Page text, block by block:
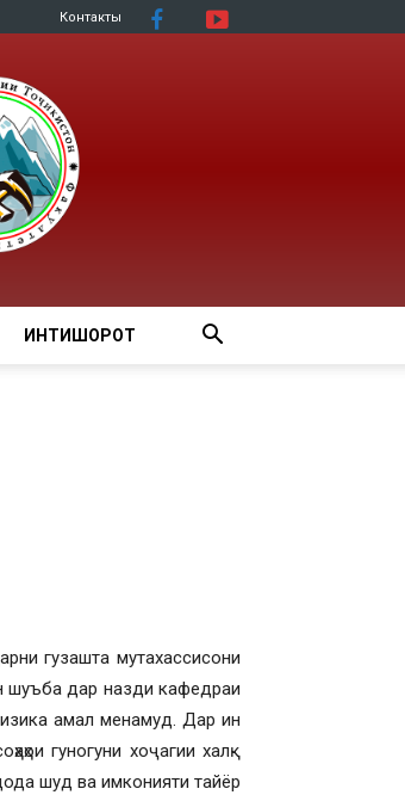
Контакты
ИНТИШОРОТ
гузашта мутахассисони
шуъба дар назди кафедраи
амал менамуд. Дар ин
гуногуни хоҷагии халқ
шуд ва имконияти тайёр